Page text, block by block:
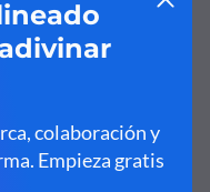
de tu
visual.